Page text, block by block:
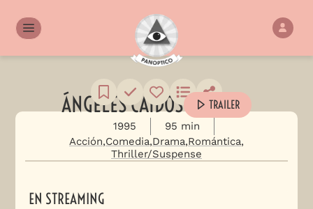
ÁNGELES CAÍDOS TRAILER
1995
95 min
Acción Comedia Drama Romántica
Thriller/Suspense
EN STREAMING